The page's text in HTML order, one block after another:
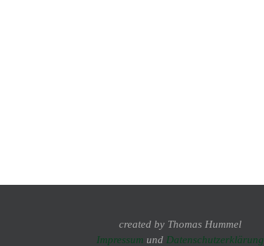
created by Thomas Hummel
Impressum und Datenschutzerklärung